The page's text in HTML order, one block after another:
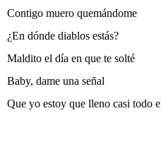
Contigo muero quemándome
¿En dónde diablos estás?
Maldito el día en que te solté
Baby, dame una señal
Que yo estoy que lleno casi todo